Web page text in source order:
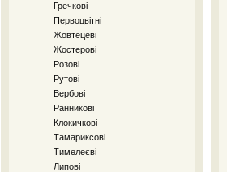
Гречкові
Первоцвітні
Жовтецеві
Жостерові
Розові
Рутові
Вербові
Ранникові
Клокичкові
Тамариксові
Тимелеєві
Липові